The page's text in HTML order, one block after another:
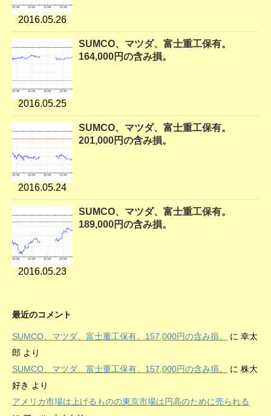
2016.05.26
2016.05.25
SUMCO、マツダ、富士重工保有。
164,000円の含み損。
2016.05.24
SUMCO、マツダ、富士重工保有。
201,000円の含み損。
2016.05.23
SUMCO、マツダ、富士重工保有。
189,000円の含み損。
最近のコメント
SUMCO、マツダ、富士重工保有。157,000円の含み損。 に 幸太
郎 より
SUMCO、マツダ、富士重工保有。157,000円の含み損。
に 株大
好き より
アメリカ市場は上げるものの東京市場は円高のために売られる